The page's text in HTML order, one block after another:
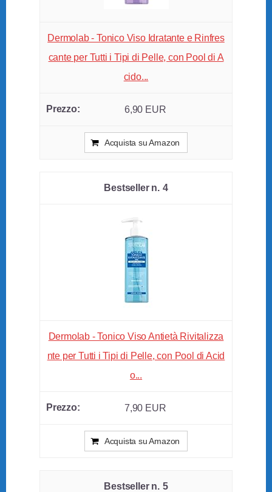
Dermolab - Tonico Viso Idratante e Rinfres
cante per Tutti i Tipi di Pelle, con Pool di A
cido...
6,90 EUR
Acquista su Amazon
4
Dermolab - Tonico Viso Antietà Rivitalizza
nte per Tutti i Tipi di Pelle, con Pool di Acid
o...
7,90 EUR
Acquista su Amazon
5